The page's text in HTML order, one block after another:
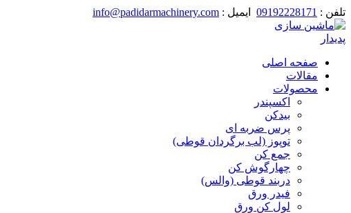
تلفن : 09192228171 ایمیل : info@padidarmachinery.com
صفحه اصلی
مقالات
محصولات
اکسپندر
بیدکن
پرس ضربه ای
توپوز (لب برگردان قوطی)
جمع کن
چهارگوش کن
دربند قوطی (والس)
فیدر ورق
لول کن ورق